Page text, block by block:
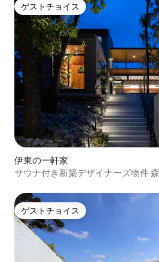
ゲストチョイス
ゲストチョイス
伊東の一軒家
サウナ付き新築デザイナーズ物件
ゲストチョイス
ゲストチョイス